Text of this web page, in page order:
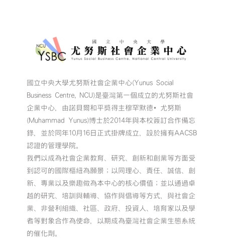
國立中央大學尤努斯社會企業中心(Yunus Social
Business Centre, NCU)是臺灣第一個成立的尤努斯社會
企業中心，由諾貝爾和平獎得主穆罕默德•尤努斯
(Muhammad Yunus)博士於2014年與本校簽訂合作備忘
錄，並於同年10月16日正式掛牌成立，設於擁有AACSB
認證的管理學院。
我們以成為社會企業教育、研究、創新和創業等方面受
到認可的國際樞紐為願景；以同理心、責任、誠信、創
新、專業以及樂趣做為本中心的核心價值；並以通過卓
越的研究、培訓與輔導、協作與倡導等方式，與社會企
業、非營利組織、社區、政府、投資人、培育家以及學
者等對象合作為使命，以期成為臺灣社會企業生態系統
的催化劑。